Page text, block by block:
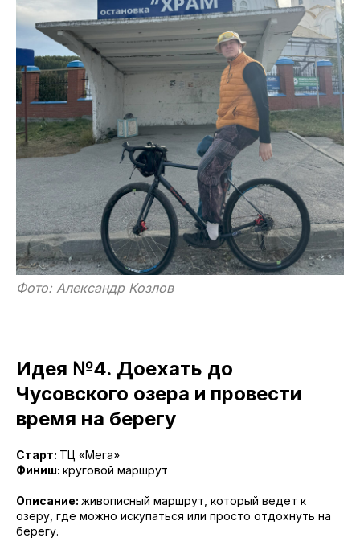
Фото: Александр Козлов
Идея №4. Доехать до
Чусовского озера и провести
время на берегу
Старт: ТЦ «Мега»
Финиш: круговой маршрут
Описание: живописный маршрут, который ведет к
озеру, где можно искупаться или просто отдохнуть на
берегу.